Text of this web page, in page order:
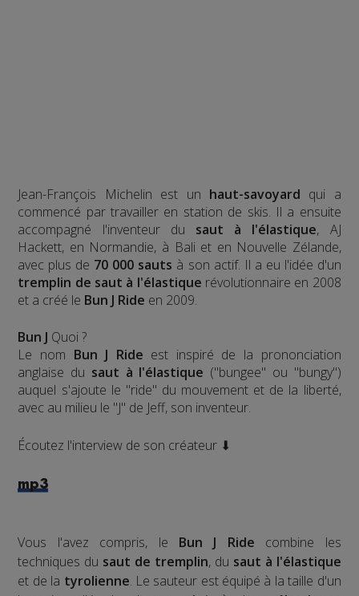
Jean-François Michelin est un haut-savoyard qui a
commencé par travailler en station de skis. Il a ensuite
accompagné l'inventeur du saut à l'élastique, AJ
Hackett, en Normandie, à Bali et en Nouvelle Zélande,
avec plus de 70 000 sauts à son actif. Il a eu l'idée d'un
tremplin de saut à l'élastique révolutionnaire en 2008
et a créé le Bun J Ride en 2009.
Bun J Quoi ?
Le nom Bun J Ride est inspiré de la prononciation
anglaise du saut à l'élastique ("bungee" ou "bungy")
auquel s'ajoute le "ride" du mouvement et de la liberté,
avec au milieu le "J" de Jeff, son inventeur.
Écoutez l'interview de son créateur ⬇
mp3
Vous l'avez compris, le Bun J Ride combine les
techniques du saut de tremplin, du saut à l'élastique
et de la tyrolienne. Le sauteur est équipé à la taille d'un